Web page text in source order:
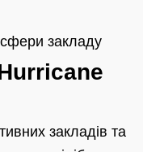
закладу
закладів та